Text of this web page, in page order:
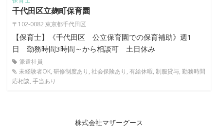
千代田区立麹町保育園
〒102-0082 東京都千代田区
【保育士】《千代田区 公立保育園での保育補助》週1
日 勤務時間3時間～から相談可 土日休み
派遣社員
未経験者OK, 研修制度あり, 社会保険あり, 有給休暇, 制服貸与, 勤務時間
応相談, 手当あり
株式会社マザーグース